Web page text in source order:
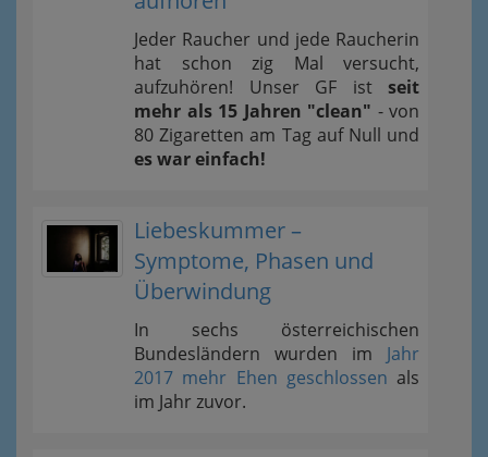
Jeder Raucher und jede Raucherin
hat schon zig Mal versucht,
aufzuhören! Unser GF ist seit
mehr als 15 Jahren "clean" - von
80 Zigaretten am Tag auf Null und
es war einfach!
Liebeskummer –
Symptome, Phasen und
Überwindung
In sechs österreichischen
Bundesländern wurden im Jahr
2017 mehr Ehen geschlossen als
im Jahr zuvor.